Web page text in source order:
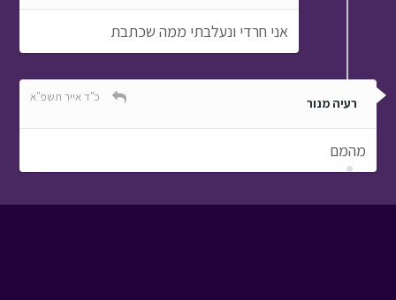
אני חרדי ונעלבתי ממה שכתבת
רעיה מנור כ"ד אייר תשפ"א
מהמם